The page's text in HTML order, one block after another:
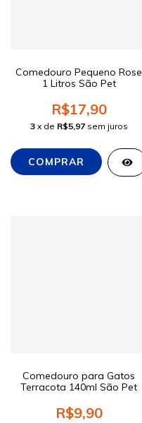
Comedouro Pequeno Rose
1 Litros São Pet
R$17,90
3 x de R$5,97 sem juros
Comedouro para Gatos
Terracota 140ml São Pet
R$9,90